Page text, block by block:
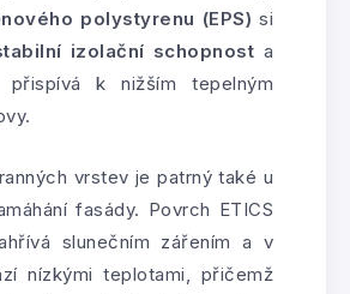
polystyrenu (EPS) si
izolační schopnost a
přispívá k nižším tepelným
vrstev je patrný také u
fasády. Povrch ETICS
slunečním zářením a v
nízkými teplotami, přičemž